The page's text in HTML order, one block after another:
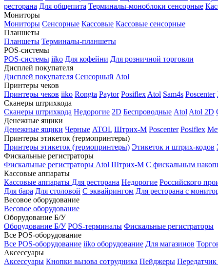
ресторана Для общепита Терминалы-моноблоки сенсорные
Мониторы
Мониторы Сенсорные Кассовые Кассовые сенсорные
Планшеты
Планшеты Терминалы-планшеты
POS-системы
POS-системы iiko Для кофейни Для розничной торговли
Дисплей покупателя
Дисплей покупателя Сенсорный Atol
Принтеры чеков
Принтеры чеков iiko Rongta Paytor Posiflex Atol Sam4s Poscenter
Сканеры штрихкода
Сканеры штрихкода Недорогие 2D Беспроводные Atol Atol 2D
Денежные ящики
Денежные ящики Черные ATOL Штрих-М Poscenter Posiflex
Принтеры этикеток (термопринтеры)
Принтеры этикеток (термопринтеры) Этикеток и штрих-кодов
Фискальные регистраторы
Фискальные регистраторы Atol Штрих-М С фискальным
Кассовые аппараты
Кассовые аппараты Для ресторана Недорогие Российского
Для бара Для столовой С эквайрингом Для ресторана с
Весовое оборудование
Весовое оборудование
Оборудование Б/У
Оборудование Б/У POS-терминалы Фискальные регистраторы
Все POS-оборудование
Все POS-оборудование iiko оборудование Для магазинов
Аксессуары
Аксессуары Кнопки вызова сотрудника Пейджеры Передатчик